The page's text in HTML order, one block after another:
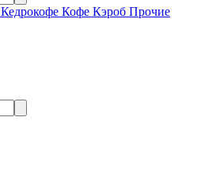
Кедрокофе Кофе Кэроб Прочие